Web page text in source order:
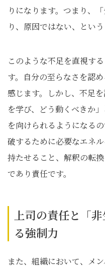
りになります。つまり、
り、原因ではない、という
このような不足を直視す
す。自分の至らなさを認
感じます。しかし、不足
を学び、どう動くべきか
を向けられるようになる
破するために必要なエネ
持たせること、解釈の転
であり責任です。
上司の責任と「
る強制力
また、組織において、メ